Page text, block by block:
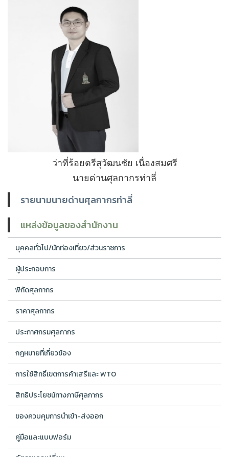
ว่าที่ร้อยตรีสุวัฒนชัย เนื่องสมศรี
นายด่านศุลกากรท่าลี่
รายนามนายด่านศุลกากรท่าลี่
แหล่งข้อมูลของสำนักงาน
บุคคลทั่วไป/นักท่องเที่ยว/ส่วนราชการ
ผู้ประกอบการ
พิกัดศุลกากร
ราคาศุลกากร
ประกาศกรมศุลกากร
กฎหมายที่เกี่ยวข้อง
การใช้สิทธิ์เขตการค้าเสรีและ WTO
สิทธิประโยชน์ทางภาษีศุลกากร
ของควบคุมการนำเข้า-ส่งออก
คู่มือและแบบฟอร์ม